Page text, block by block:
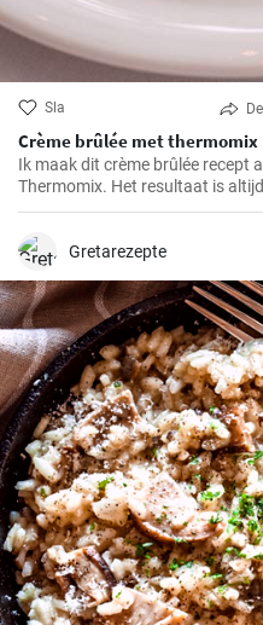
Sla
Crème brûlée met thermomix
Ik maak dit crème brûlée recept
Thermomix. Het resultaat is
romige textuur, de knapperige
Gretarezepte